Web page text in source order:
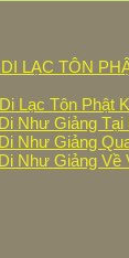
LẠC TÔN
Lạc Tôn Phật
Như Giảng Tại
Như Giảng
Như Giảng Về